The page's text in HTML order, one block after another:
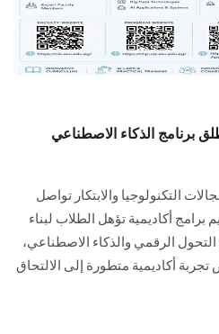
الدراسات العليا
الخريجين
الان
برنامج الذكاء الاصطناعي
التكنولوجيا والابتكار تواصل
برامج أكاديمية تؤهل الطلاب لبناء
الرقمي والذكاء الاصطناعي،
أكاديمية متطورة إلى الالتحاق